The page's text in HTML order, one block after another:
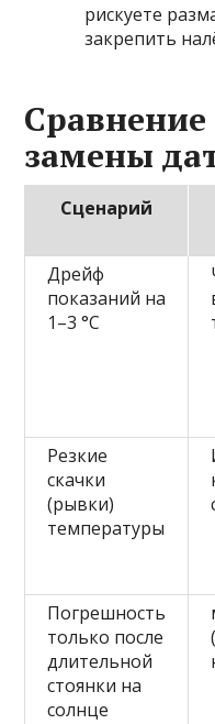
рискуете
закрепить
замены
Сценарий
Дрейф
показаний на
1–3 °C
Резкие
скачки
(рывки)
температуры
Погрешность
только после
длительной
стоянки на
солнце